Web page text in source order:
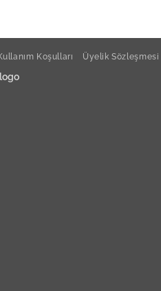
Koşulları Üyelik Sözleşmesi